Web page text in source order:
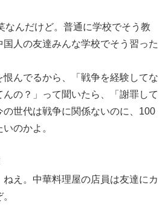
なんだけど。普通に学校でそう教
国人の友達みんな学校でそう習った
んでるから、「戦争を経験してな
の？」って聞いたら、「謝罪して
の世代は戦争に関係ないのに、100
のかよ。
ねえ。中華料理屋の店員は友達にカ